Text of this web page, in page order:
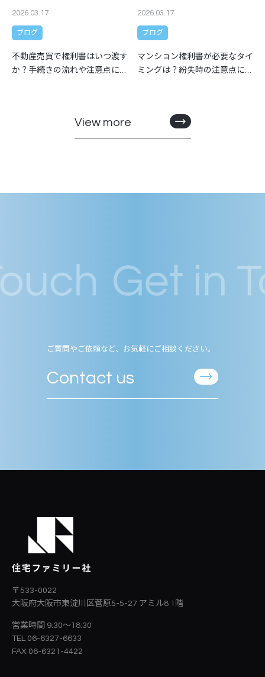
2026.03.17
ブログ
不動産売買で権利書はいつ渡す
か？手続きの流れや注意点につ
2026.03.17
ブログ
マンション権利書が必要なタイ
ミングは？紛失時の注意点につ
View more
ご質問やご依頼など、お気軽にご相談ください。
Contact us
〒533-0022
大阪府大阪市東淀川区菅原5-5-27 アミル8 1階
営業時間 9:30～18:30
TEL 06-6327-6633
FAX 06-6321-4422